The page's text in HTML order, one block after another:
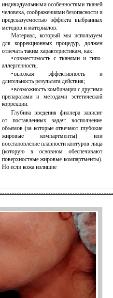
индивидуальными особенностями тканей
человека, соображениями безопасности и
предсказуемостью эффекта выбранных
методов и материалов.
Материал, который мы используем
для коррекционных процедур, должен
отвечать таким характеристикам, как:
• совместимость с тканями и гипо­-
аллергенность;
• высокая эффективность и
длительность результата действия;
• возможность комбинации с другими
препаратами и методами эстетической
коррекции.
Глубина введения филлера зависит
от поставленных задач: восполнение
объемов (за которые отвечают глубокие
жировые компартменты) или
восстановление плавности контуров лица
(которую в основном обеспечивают
поверхностные жировые компартменты).
Но если кожа излишне